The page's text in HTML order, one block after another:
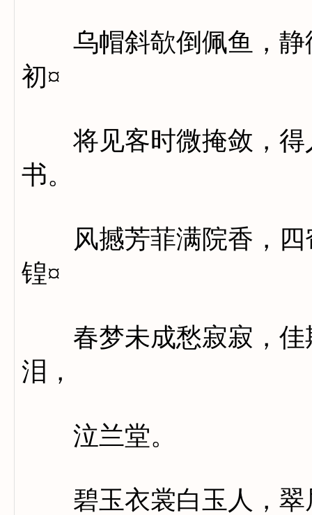
乌帽斜欹倒佩鱼，静
初¤
将见客时微掩敛，得
书。
风撼芳菲满院香，四
锽¤
春梦未成愁寂寂，佳
泪，
泣兰堂。
碧玉衣裳白玉人，翠